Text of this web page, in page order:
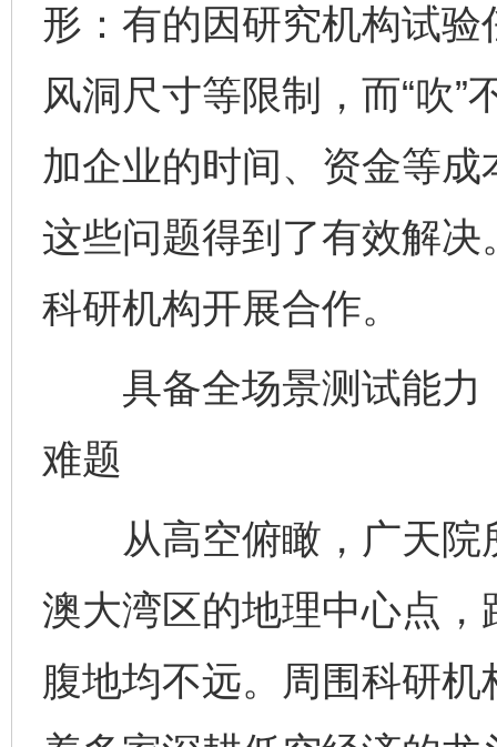
形：有的因研究机构试
风洞尺寸等限制，而“吹
加企业的时间、资金等
这些问题得到了有效解
科研机构开展合作。
具备全场景测试能力
难题
从高空俯瞰，广天院
澳大湾区的地理中心点
腹地均不远。周围科研